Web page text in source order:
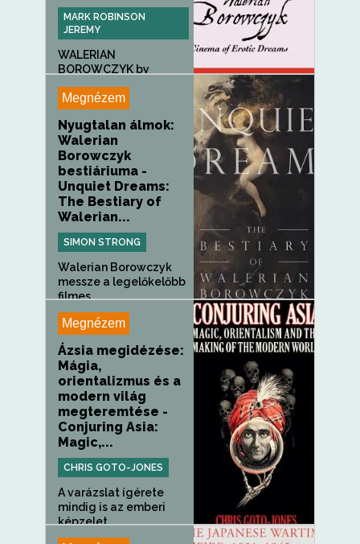
MARK ROBINSON
JEREMY
WALERIAN
BOROWCZYK by
Megnézem
Nyugtalan álmok:
Walerian
Borowczyk
bestiáriuma -
Unquiet Dreams:
The Bestiary of
Walerian...
SIMON STRONG
Walerian Borowczyk
messze a legelőkelőbb
filmes...
Megnézem
Ázsia megidézése:
Mágia,
orientalizmus és a
modern világ
megteremtése -
Conjuring Asia:
Magic,...
CHRIS GOTO-JONES
A varázslat ígérete
mindig is az emberi
képzelet...